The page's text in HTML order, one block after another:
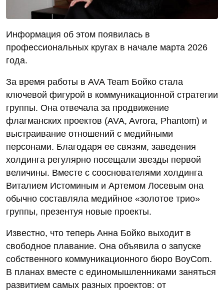
Информация об этом появилась в
профессиональных кругах в начале марта 2026
года.
За время работы в AVA Team Бойко стала
ключевой фигурой в коммуникационной стратегии
группы. Она отвечала за продвижение
флагманских проектов (AVA, Avrora, Phantom) и
выстраивание отношений с медийными
персонами. Благодаря ее связям, заведения
холдинга регулярно посещали звезды первой
величины. Вместе с сооснователями холдинга
Виталием Истоминым и Артемом Лосевым она
обычно составляла медийное «золотое трио»
группы, презентуя новые проекты.
Известно, что теперь Анна Бойко выходит в
свободное плавание. Она объявила о запуске
собственного коммуникационного бюро BoyCom.
В планах вместе с единомышленниками заняться
развитием самых разных проектов: от